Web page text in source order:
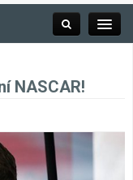
Závodní série
NASCAR!